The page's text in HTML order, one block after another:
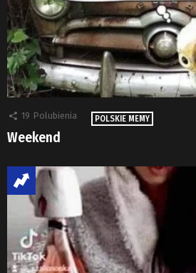
19 Polubienia POLSKIE MEMY
Weekend